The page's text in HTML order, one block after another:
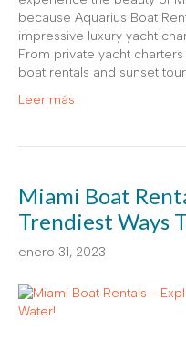
because Aquarius Boat
impressive luxury yacht
From private yacht
boat rentals and sunset
Leer más
Miami Boat
Trendiest Ways
enero 31, 2023